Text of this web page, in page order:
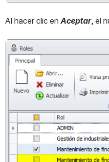
Al hacer clic en Aceptar, el
Abrir